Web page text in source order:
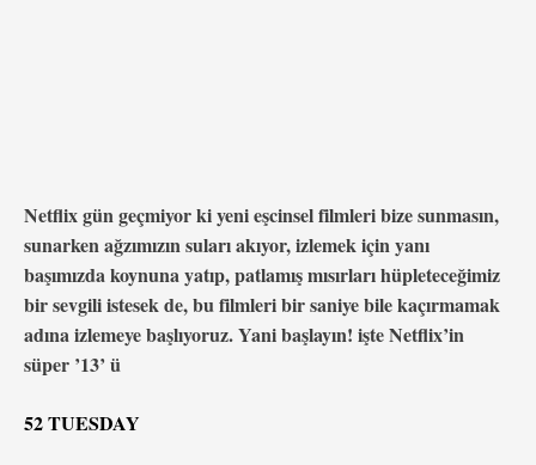
Netflix gün geçmiyor ki yeni eşcinsel filmleri bize sunmasın,
sunarken ağzımızın suları akıyor, izlemek için yanı
başımızda koynuna yatıp, patlamış mısırları hüpleteceğimiz
bir sevgili istesek de, bu filmleri bir saniye bile kaçırmamak
adına izlemeye başlıyoruz. Yani başlayın! işte Netflix’in
süper ’13’ ü
52 TUESDAY